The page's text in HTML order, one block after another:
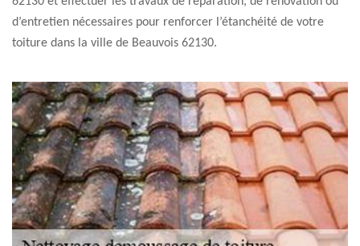
d’entretien nécessaires pour renforcer l’étanchéité de votre
toiture dans la ville de Beauvois 62130.